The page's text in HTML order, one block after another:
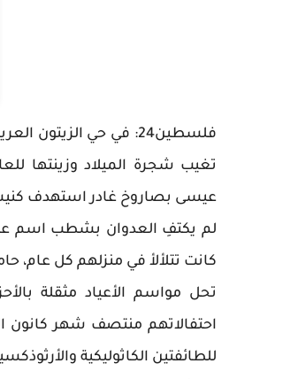
فلسطين24: في حي
تغيب شجرة الميلاد وزينتها
عيسى بصاروخ غادر استهدف
لم يكتفِ العدوان بشطب اسم
كانت تتلألأ في منزلهم كل عام،
تحل مواسم الأعياد مثقلة
احتفالاتهم منتصف شهر كانون
للطائفتين الكاثوليكية